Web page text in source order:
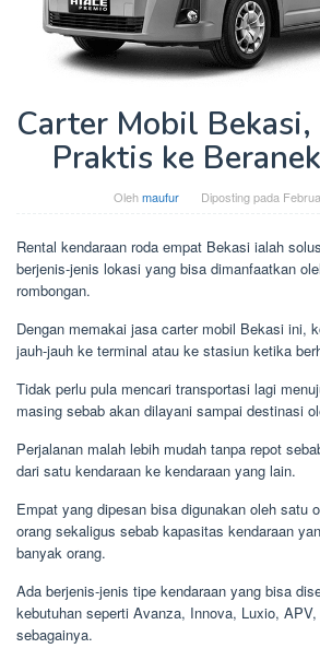
Carter Mobil Bekasi,
Praktis ke
Olehmaufur Diposting pada
Rental kendaraan roda empat Bekasi ialah
berjenis-jenis lokasi yang bisa dimanfaatkan
rombongan.
Dengan memakai jasa carter mobil Bekasi ini,
jauh-jauh ke terminal atau ke stasiun ketika
Tidak perlu pula mencari transportasi lagi
masing sebab akan dilayani sampai destinasi
Perjalanan malah lebih mudah tanpa repot
dari satu kendaraan ke kendaraan yang lain.
Empat yang dipesan bisa digunakan oleh satu
orang sekaligus sebab kapasitas kendaraan
banyak orang.
Ada berjenis-jenis tipe kendaraan yang bisa
kebutuhan seperti Avanza, Innova, Luxio,
sebagainya.